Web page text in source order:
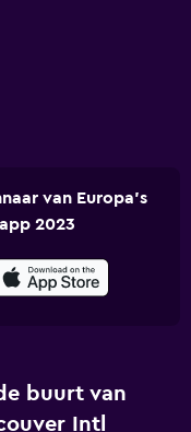
van Europa's
2023
buurt van
Intl